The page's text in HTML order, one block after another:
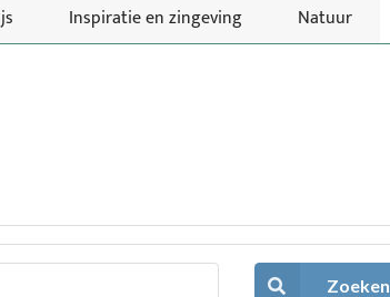
Inspiratie en zingeving Natuur
Zoeken